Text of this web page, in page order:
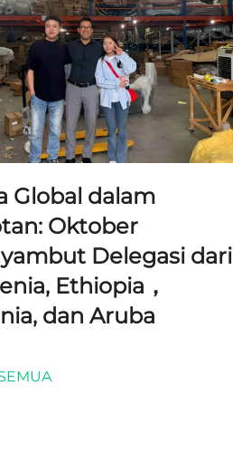
Global dalam
Oktober
Delegasi dari
Ethiopia，
dan Aruba